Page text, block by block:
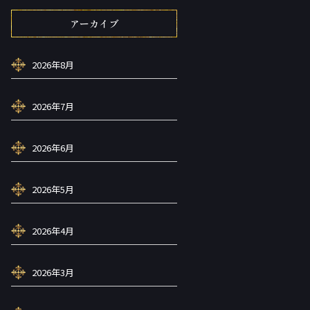
アーカイブ
2026年8月
2026年7月
2026年6月
2026年5月
2026年4月
2026年3月